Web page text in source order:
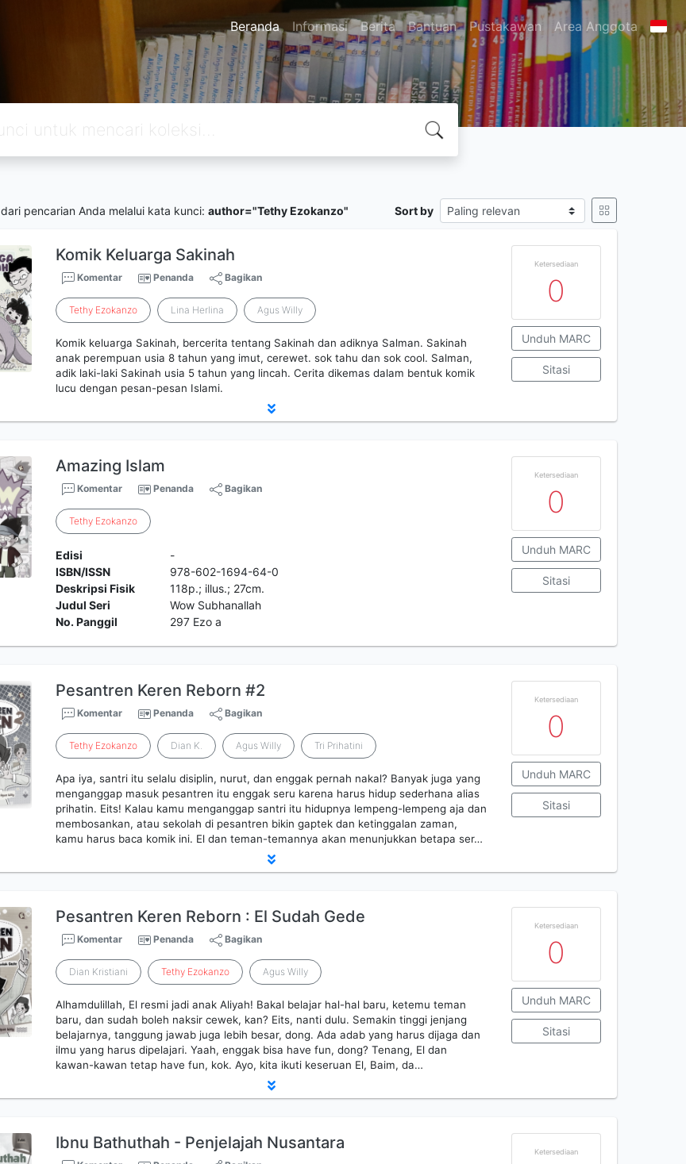
Beranda Informasi Berita Bantuan Pustakawan Area Anggota
dari pencarian Anda melalui kata kunci: author="Tethy Ezokanzo" Sort by
Komik Keluarga Sakinah
Komentar Penanda Bagikan
Tethy Ezokanzo Lina Herlina Agus Willy
Komik keluarga Sakinah, bercerita tentang Sakinah dan adiknya Salman. Sakinah
anak perempuan usia 8 tahun yang imut, cerewet. sok tahu dan sok cool. Salman,
adik laki-laki Sakinah usia 5 tahun yang lincah. Cerita dikemas dalam bentuk komik
lucu dengan pesan-pesan Islami.
Ketersediaan
0
Unduh MARC
Sitasi
Amazing Islam
Komentar Penanda Bagikan
Tethy Ezokanzo
Edisi
-
ISBN/ISSN
978-602-1694-64-0
Deskripsi Fisik
118p.; illus.; 27cm.
Judul Seri
Wow Subhanallah
No. Panggil
297 Ezo a
Ketersediaan
0
Unduh MARC
Sitasi
Pesantren Keren Reborn #2
Komentar Penanda Bagikan
Tethy Ezokanzo Dian K. Agus Willy Tri Prihatini
Apa iya, santri itu selalu disiplin, nurut, dan enggak pernah nakal? Banyak juga yang
menganggap masuk pesantren itu enggak seru karena harus hidup sederhana alias
prihatin. Eits! Kalau kamu menganggap santri itu hidupnya lempeng-lempeng aja dan
membosankan, atau sekolah di pesantren bikin gaptek dan ketinggalan zaman,
kamu harus baca komik ini. El dan teman-temannya akan menunjukkan betapa ser…
Ketersediaan
0
Unduh MARC
Sitasi
Pesantren Keren Reborn : El Sudah Gede
Komentar Penanda Bagikan
Dian Kristiani Tethy Ezokanzo Agus Willy
Alhamdulillah, El resmi jadi anak Aliyah! Bakal belajar hal-hal baru, ketemu teman
baru, dan sudah boleh naksir cewek, kan? Eits, nanti dulu. Semakin tinggi jenjang
belajarnya, tanggung jawab juga lebih besar, dong. Ada adab yang harus dijaga dan
ilmu yang harus dipelajari. Yaah, enggak bisa have fun, dong? Tenang, El dan
kawan-kawan tetap have fun, kok. Ayo, kita ikuti keseruan El, Baim, da…
Ketersediaan
0
Unduh MARC
Sitasi
Ibnu Bathuthah - Penjelajah Nusantara Ketersediaan